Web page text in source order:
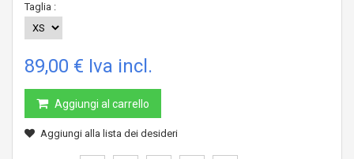
Taglia :
89,00 € Iva incl.
Aggiungi al carrello
Aggiungi alla lista dei desideri